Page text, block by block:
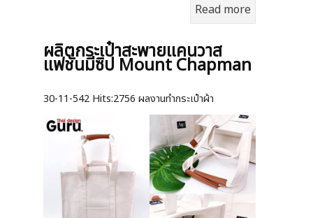
Read more
ผลิตกระเป๋าสะพายแคนวาส
แฟชั่นมีซิป Mount Chapman
30-11-542 Hits:2756 ผลงานทำกระเป๋าผ้า